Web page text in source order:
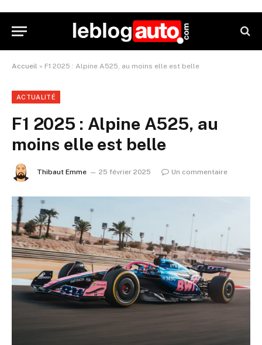
Accueil » F1 2025 : Alpine A525, au moins elle est belle
ACTUALITÉ
F1 2025 : Alpine A525, au
moins elle est belle
Thibaut Emme 25 février 2025 Un commentaire